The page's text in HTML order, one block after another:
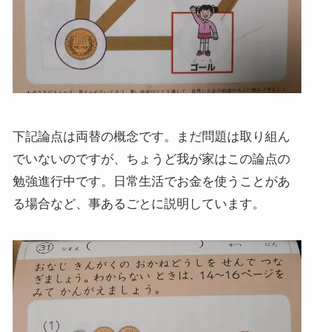
下記論点は両替の概念です。まだ問題は取り組ん
でいないのですが、ちょうど我が家はこの論点の
勉強進行中です。日常生活でお金を使うことがあ
る場合など、事あるごとに説明しています。